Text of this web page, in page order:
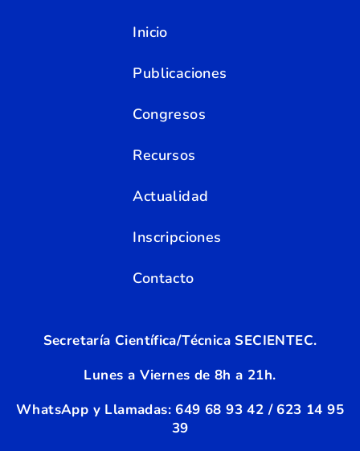
Inicio
Publicaciones
Congresos
Recursos
Actualidad
Inscripciones
Contacto
Secretaría Científica/Técnica SECIENTEC.
Lunes a Viernes de 8h a 21h.
WhatsApp y Llamadas: 649 68 93 42 / 623 14 95
39